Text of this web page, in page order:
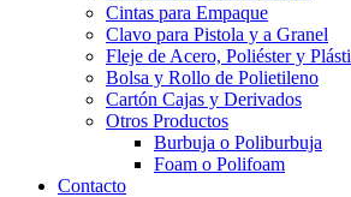
Cintas para Empaque
Clavo para Pistola y a Granel
Fleje de Acero, Poliéster y
Bolsa y Rollo de Polietileno
Cartón Cajas y Derivados
Otros Productos
Burbuja o Poliburbuja
Foam o Polifoam
Contacto